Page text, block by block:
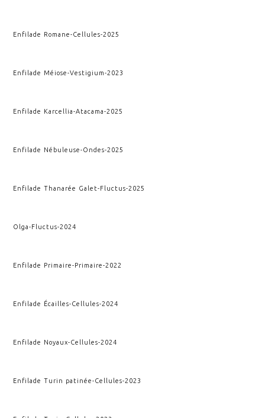
Enfilade Romane-Cellules-2025
Enfilade Méiose-Vestigium-2023
Enfilade Karcellia-Atacama-2025
Enfilade Nébuleuse-Ondes-2025
Enfilade Thanarée Galet-Fluctus-2025
Olga-Fluctus-2024
Enfilade Primaire-Primaire-2022
Enfilade Écailles-Cellules-2024
Enfilade Noyaux-Cellules-2024
Enfilade Turin patinée-Cellules-2023